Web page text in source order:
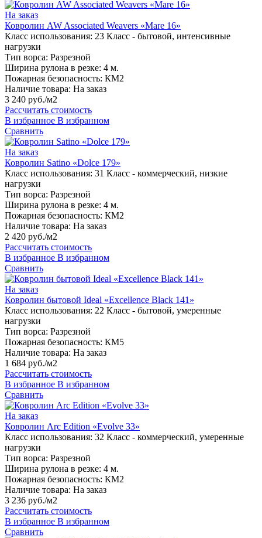
На заказ
Ковролин AW Associated Weavers «Mare 16»
Класс использования: 23 Класс - бытовой, интенсивные
нагрузки
Тип ворса: Разрезной
Ширина рулона в резке: 4 м.
Пожарная безопасность: КМ2
Наличие товара: На заказ
3 240 руб./м2
Рассчитать стоимость
В избранное В избранном
Сравнить
На заказ
Ковролин Satino «Dolce 179»
Класс использования: 31 Класс - коммерческий, низкие
нагрузки
Тип ворса: Разрезной
Ширина рулона в резке: 4 м.
Пожарная безопасность: КМ2
Наличие товара: На заказ
2 420 руб./м2
Рассчитать стоимость
В избранное В избранном
Сравнить
На заказ
Ковролин бытовой Ideal «Excellence Black 141»
Класс использования: 22 Класс - бытовой, умеренные
нагрузки
Тип ворса: Разрезной
Пожарная безопасность: КМ5
Наличие товара: На заказ
1 684 руб./м2
Рассчитать стоимость
В избранное В избранном
Сравнить
На заказ
Ковролин Arc Edition «Evolve 33»
Класс использования: 32 Класс - коммерческий, умеренные
нагрузки
Тип ворса: Разрезной
Ширина рулона в резке: 4 м.
Пожарная безопасность: КМ2
Наличие товара: На заказ
3 236 руб./м2
Рассчитать стоимость
В избранное В избранном
Сравнить